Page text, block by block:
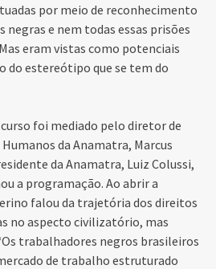
por meio de reconhecimento
negras e nem todas essas prisões
eram vistas como potenciais
do estereótipo que se tem do
foi mediado pelo diretor de
da Anamatra, Marcus
da Anamatra, Luiz Colussi,
a programação. Ao abrir a
falou da trajetória dos direitos
no aspecto civilizatório, mas
trabalhadores negros brasileiros
de trabalho estruturado